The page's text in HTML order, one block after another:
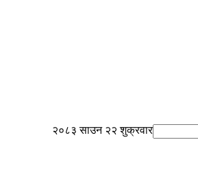
२०८३ साउन २२ शुक्रवार